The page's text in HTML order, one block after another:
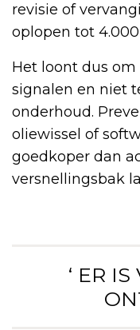
revisie of
oplopen tot
Het loont dus
signalen en niet
onderhoud.
oliewissel of
goedkoper dan
versnellingsbak
‘ ER